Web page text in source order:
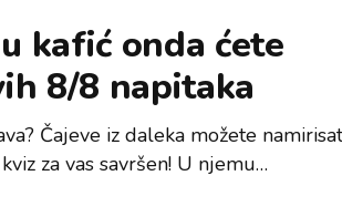
kafić onda ćete
8/8 napitaka
Čajeve iz daleka možete
za vas savršen! U njemu…